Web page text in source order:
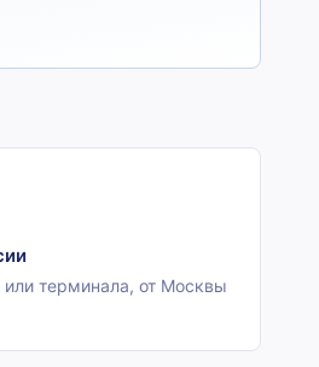
терминала, от Москвы